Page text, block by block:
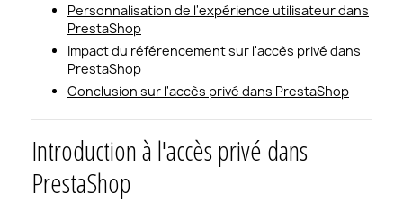
Personnalisation de l'expérience utilisateur dans
PrestaShop
Impact du référencement sur l'accès privé dans
PrestaShop
Conclusion sur l'accès privé dans PrestaShop
Introduction à l'accès privé dans
PrestaShop